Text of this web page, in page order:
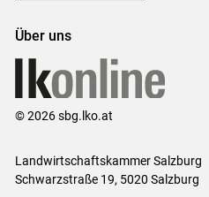
Über uns
© 2026 sbg.lko.at
Landwirtschaftskammer Salzburg
Schwarzstraße 19, 5020 Salzburg